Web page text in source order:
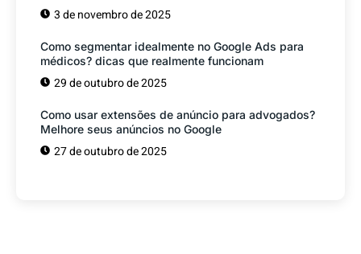
3 de novembro de 2025
Como segmentar idealmente no Google Ads para
médicos? dicas que realmente funcionam
29 de outubro de 2025
Como usar extensões de anúncio para advogados?
Melhore seus anúncios no Google
27 de outubro de 2025